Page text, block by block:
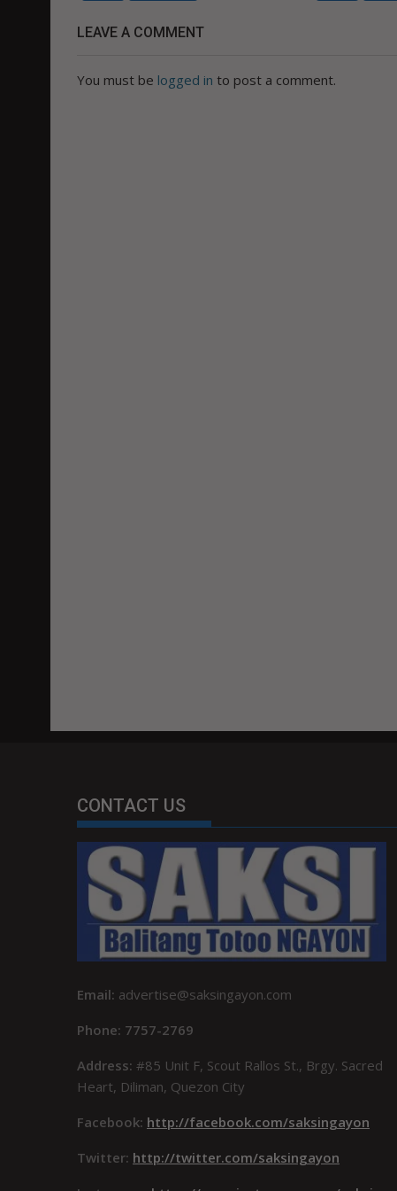
LEAVE A COMMENT
You must be logged in to post a comment.
CONTACT US
Email: advertise@saksingayon.com
Phone: 7757-2769
Address: #85 Unit F, Scout Rallos St., Brgy. Sacred
Heart, Diliman, Quezon City
Facebook: http://facebook.com/saksingayon
Twitter: http://twitter.com/saksingayon